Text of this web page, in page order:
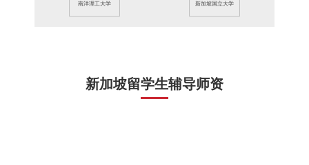
南洋理工大学 新加坡国立大学
新加坡留学生辅导师资